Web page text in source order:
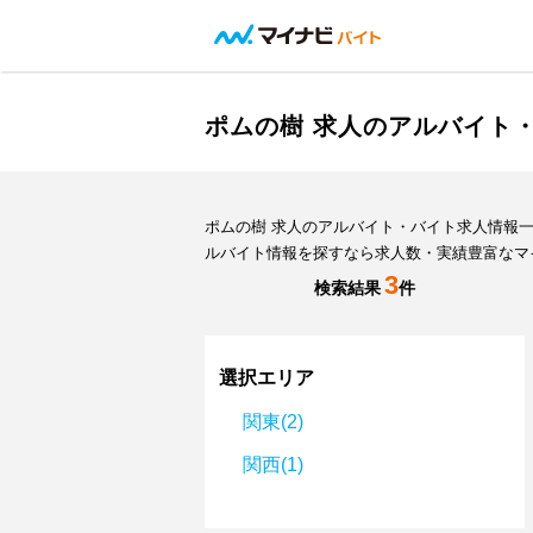
ポムの樹 求人のアルバイト
ポムの樹 求人のアルバイト・バイト求人情報
ルバイト情報を探すなら求人数・実績豊富な
検索結果3件
選択エリア
関東(2)
関西(1)